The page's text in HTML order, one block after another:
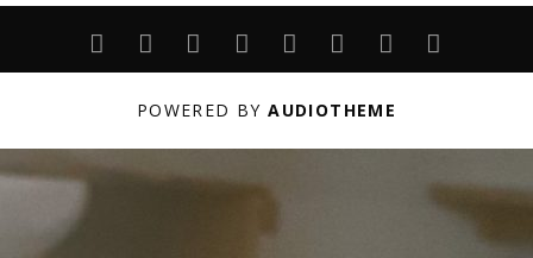
ABOUTLIVE PROJEKTEUNTERRICHTPERFORMANCE
ARCHIV
POWERED BYAUDIOTHEME